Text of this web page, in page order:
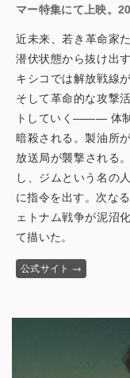
マー特集にて上映。
近未来、若き革命家
潜伏状態から抜け出
キシコでは解放戦線
そして革命的な攻撃
トしていく——— 体
暗殺される。製油所
放送局が襲撃される
し、ジムという名の
に指令を出す。次な
ェトナム戦争が泥沼
て描いた。
公式サイト